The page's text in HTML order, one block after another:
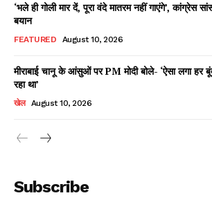
Facebook
X WhatsApp
Share
Read Latest News
‘भले ही गोली मार दें, पूरा वंदे मातरम नहीं गाएंगे’, कांग्रेस
बयान
FEATURED August 10, 2026
मीराबाई चानू के आंसुओं पर PM मोदी बोले- ‘ऐसा लगा
रहा था’
खेल August 10, 2026
Subscribe